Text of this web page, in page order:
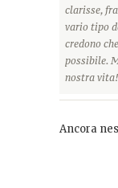
clarisse,
vario tipo
credono
possibile.
nostra
Ancora